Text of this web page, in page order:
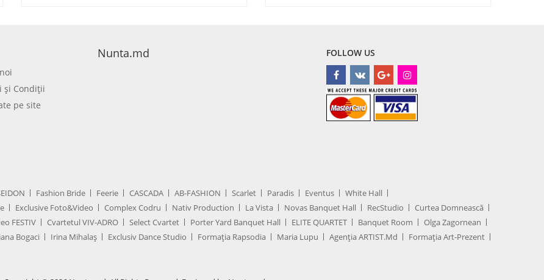
şi Condiţii
pe site
Nunta.md FOLLOW US
Fashion Bride Feerie CASCADA AB-FASHION Scarlet Paradis Eventus
White Hall
Exclusive Foto&Video Complex Codru Nativ Production La Vista Novas Banquet Hall RecStudio
Curtea Domnească
FESTIV Cvartetul VIV-ADRO Select Cvartet Porter Yard Banquet Hall ELITE QUARTET Banquet Room
Olga Zagornean
Bogaci Irina Mihalaș Exclusiv Dance Studio Formația Rapsodia Maria Lupu Agenţia ARTIST.md
Formația Art-Prezent